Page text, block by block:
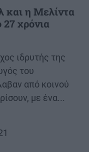
και η Μελίντα
χρόνια
ιδρυτής της
του
από κοινού
με ένα...